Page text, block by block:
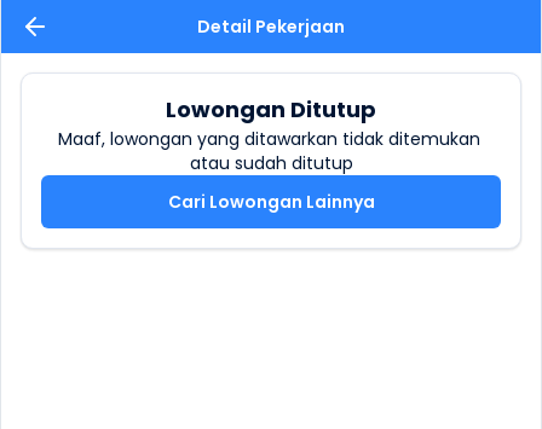
Detail Pekerjaan
Lowongan Ditutup
Maaf, lowongan yang ditawarkan tidak ditemukan
atau sudah ditutup
Cari Lowongan Lainnya